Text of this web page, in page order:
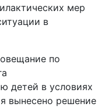
мер
в
по
детей в условиях
вынесено решение